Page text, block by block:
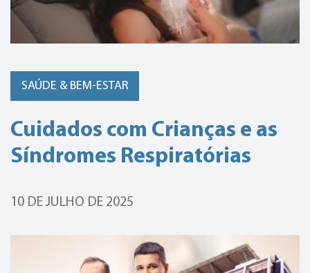
SAÚDE & BEM-ESTAR
Cuidados com Crianças e as
Síndromes Respiratórias
10 DE JULHO DE 2025